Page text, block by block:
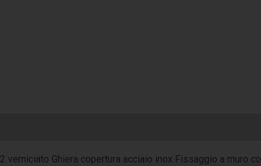
verniciato Ghiera copertura acciaio inox Fissaggio a muro